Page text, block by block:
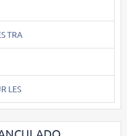
TRA
LES